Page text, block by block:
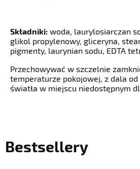
Składniki: woda, laurylosiarczan
glikol propylenowy, gliceryna,
pigmenty, laurynian sodu, EDTA
Przechowywać w szczelnie
temperaturze pokojowej, z dala od
światła w miejscu niedostępnym
Bestsellery